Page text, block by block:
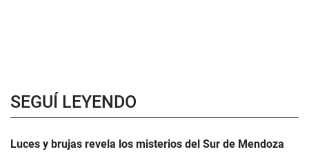
SEGUÍ LEYENDO
Luces y brujas revela los misterios del Sur de Mendoza